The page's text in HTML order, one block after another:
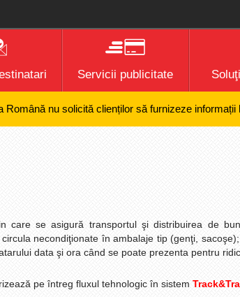
Servicii publicitate
nu solicită clienților să furnizeze informații
care se asigură transportul şi distribuirea de
necondiţionate în ambalaje tip (genţi,
data şi ora când se poate prezenta pentru
pe întreg fluxul tehnologic în sistem